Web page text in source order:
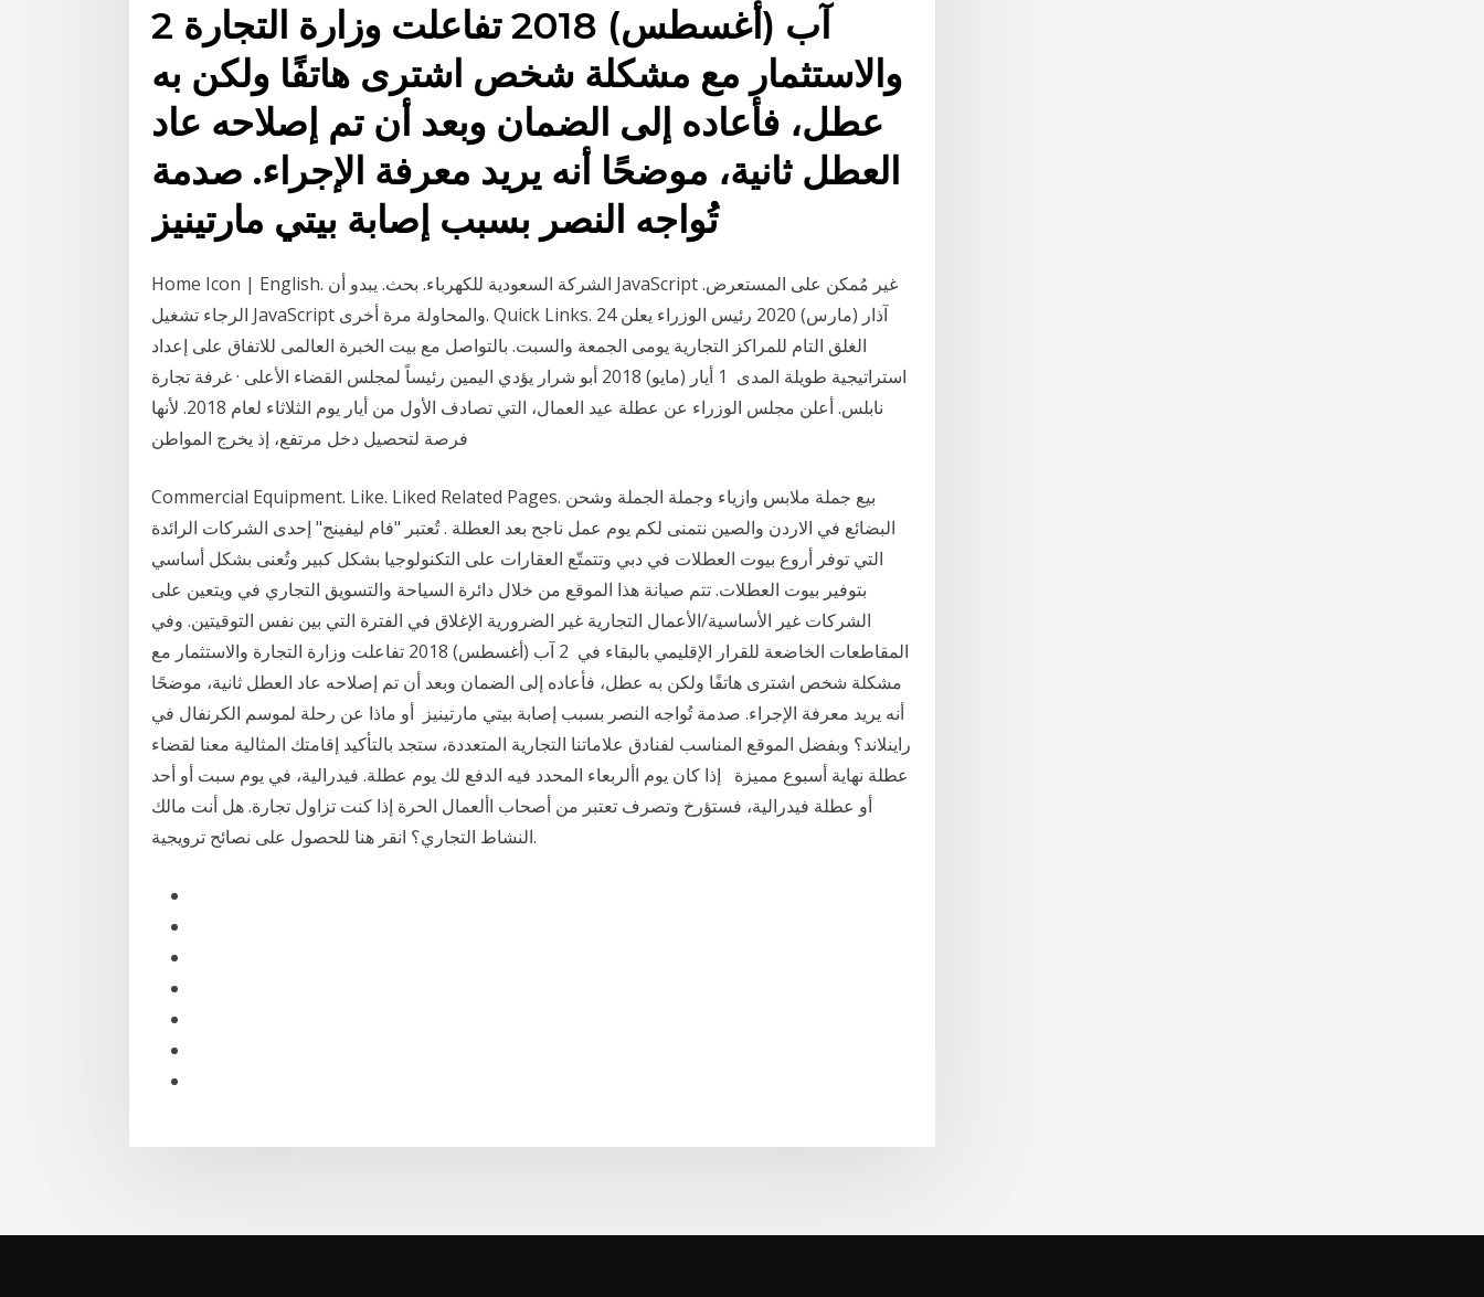
2 آب (أغسطس) 2018 تفاعلت وزارة التجارة
والاستثمار مع مشكلة شخص اشترى هاتفًا ولكن به
عطل، فأعاده إلى الضمان وبعد أن تم إصلاحه عاد
العطل ثانية، موضحًا أنه يريد معرفة الإجراء. صدمة
تُواجه النصر بسبب إصابة بيتي مارتينيز
Home Icon | English. الشركة السعودية للكهرباء. بحث. يبدو أن JavaScript غير مُمكن على المستعرض.
الرجاء تشغيل JavaScript والمحاولة مرة أخرى. Quick Links. 24 آذار (مارس) 2020 رئيس الوزراء يعلن
الغلق التام للمراكز التجارية يومى الجمعة والسبت. بالتواصل مع بيت الخبرة العالمى للاتفاق على إعداد
استراتيجية طويلة المدى 1 أيار (مايو) 2018 أبو شرار يؤدي اليمين رئيساً لمجلس القضاء الأعلى · غرفة تجارة
نابلس. أعلن مجلس الوزراء عن عطلة عيد العمال، التي تصادف الأول من أيار يوم الثلاثاء لعام 2018. لأنها
فرصة لتحصيل دخل مرتفع، إذ يخرج المواطن
Commercial Equipment. Like. Liked Related Pages. بيع جملة ملابس وازياء وجملة الجملة وشحن
البضائع في الاردن والصين نتمنى لكم يوم عمل ناجح بعد العطلة . تُعتبر "فام ليفينج" إحدى الشركات الرائدة
التي توفر أروع بيوت العطلات في دبي وتتمتّع العقارات على التكنولوجيا بشكل كبير وتُعنى بشكل أساسي
بتوفير بيوت العطلات. تتم صيانة هذا الموقع من خلال دائرة السياحة والتسويق التجاري في ويتعين على
الشركات غير الأساسية/الأعمال التجارية غير الضرورية الإغلاق في الفترة التي بين نفس التوقيتين. وفي
المقاطعات الخاضعة للقرار الإقليمي بالبقاء في 2 آب (أغسطس) 2018 تفاعلت وزارة التجارة والاستثمار مع
مشكلة شخص اشترى هاتفًا ولكن به عطل، فأعاده إلى الضمان وبعد أن تم إصلاحه عاد العطل ثانية، موضحًا
أنه يريد معرفة الإجراء. صدمة تُواجه النصر بسبب إصابة بيتي مارتينيز أو ماذا عن رحلة لموسم الكرنفال في
راينلاند؟ وبفضل الموقع المناسب لفنادق علاماتنا التجارية المتعددة، ستجد بالتأكيد إقامتك المثالية معنا لقضاء
عطلة نهاية أسبوع مميزة إذا كان يوم األربعاء المحدد فيه الدفع لك يوم عطلة. فيدرالية، في يوم سبت أو أحد
أو عطلة فيدرالية، فستؤرخ وتصرف تعتبر من أصحاب األعمال الحرة إذا كنت تزاول تجارة. هل أنت مالك
النشاط التجاري؟ انقر هنا للحصول على نصائح ترويجية.